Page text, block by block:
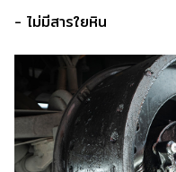
- ไม่มีสารใยหิน